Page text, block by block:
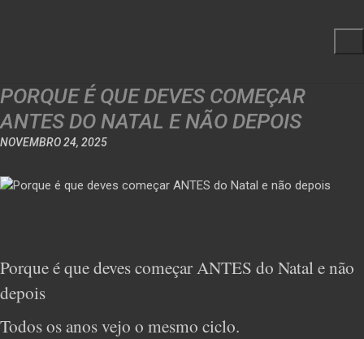
PORQUE É QUE DEVES COMEÇAR
ANTES DO NATAL E NÃO DEPOIS
NOVEMBRO 24, 2025
Porque é que deves começar ANTES do Natal e não
depois
Todos os anos vejo o mesmo ciclo.